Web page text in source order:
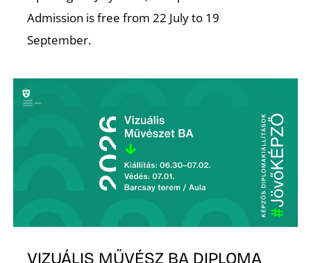
Admission is free from 22 July to 19
September.
VIZUÁLIS MŰVÉSZ BA DIPLOMA